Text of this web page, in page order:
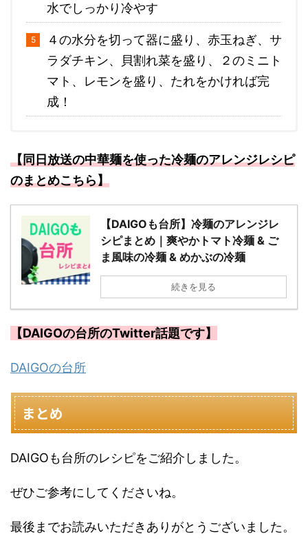
水でしっかり冷やす
４の水分を切って器に盛り、赤玉ねぎ、サ
ラダチキン、貝割れ菜を盛り、２のミニト
マト、レモンを盛り、たれをかければ完
成！
【同日放送の中華麺を使った冷麺のアレンジレシピ
のまとめこちら】
【DAIGOも台所】冷麺のアレンジレ
シピまとめ｜爽やかトマト冷麺 & ご
ま風味の冷麺 & めかぶの冷麺
続きを見る
【DAIGOの台所のTwitter話題です】
DAIGOの台所
まとめ
DAIGOも台所のレシピをご紹介しました。
ぜひご参考にしてくださいね。
最後までお読みいただきありがとうございました。